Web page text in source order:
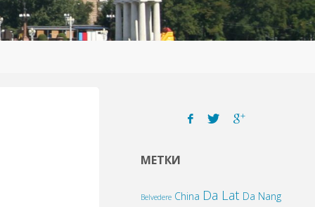
МЕТКИ
Belvedere China Da Lat Da Nang